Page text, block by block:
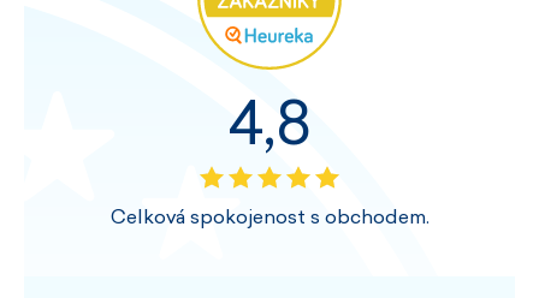
4,8
Celková spokojenost s obchodem.